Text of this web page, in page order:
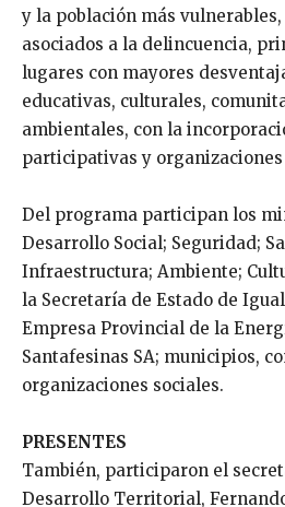
y la población más
asociados a la delincuencia,
lugares con mayores
educativas, culturales,
ambientales, con la
participativas y
Del programa participan los
Desarrollo Social; Seguridad;
Infraestructura; Ambiente;
la Secretaría de Estado de
Empresa Provincial de la
Santafesinas SA; municipios,
organizaciones sociales.
PRESENTES
También, participaron el
Desarrollo Territorial,